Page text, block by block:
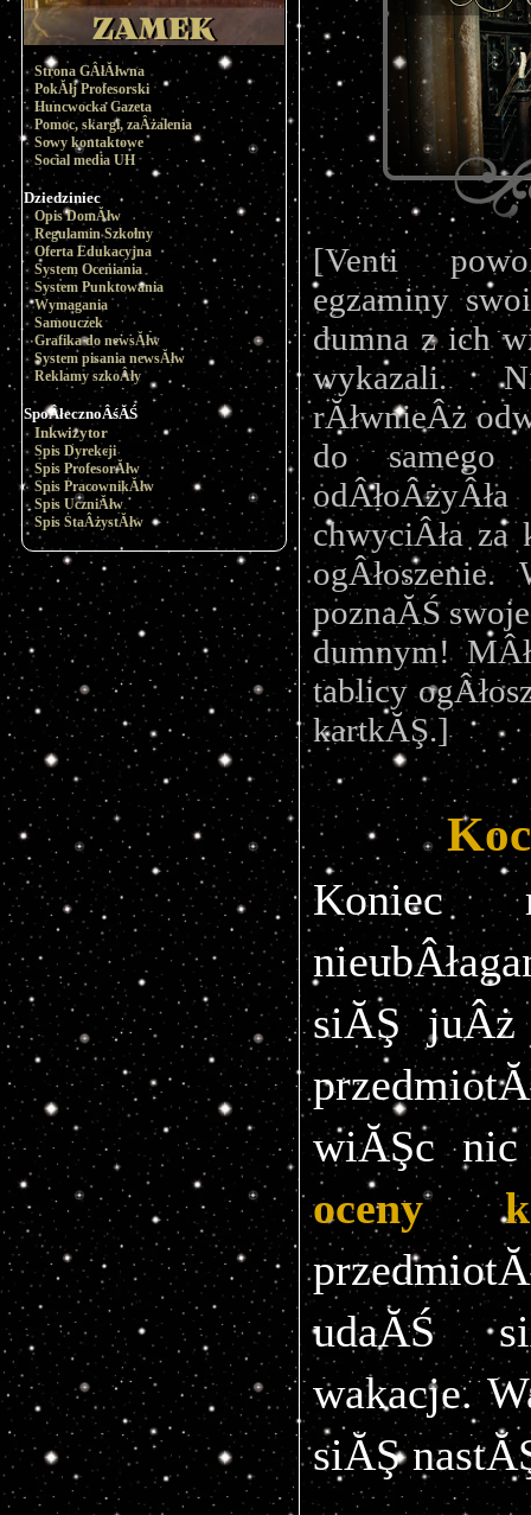
Strona GÂłĂłwna
PokĂłj Profesorski
Huncwocka Gazeta
Pomoc, skargi, zaÂżalenia
Sowy kontaktowe
Social media UH
Dziedziniec
Opis DomĂłw
Regulamin Szkolny
Oferta Edukacyjna
System Oceniania
System Punktowania
Wymagania
Samouczek
Grafika do newsĂłw
System pisania newsĂłw
Reklamy szkoÂły
SpoÂłecznoÂśĂŚ
Inkwizytor
Spis Dyrekcji
Spis ProfesorĂłw
Spis PracownikĂłw
Spis UczniĂłw
Spis StaÂżystĂłw
[Venti
egzaminy
dumna z ich
wykazali.
rĂłwnieÂż
do samego
chwyciÂła za
poznaĂŚ
dumnym!
tablicy
kartkĂŞ.]
Koniec
siĂŞ
oceny
udaĂŚ
wakacje.
siĂŞ